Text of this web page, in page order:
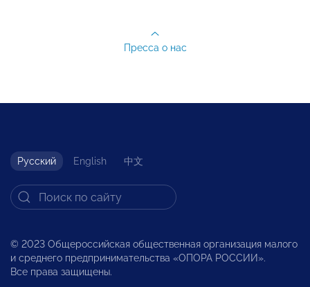
Пресса о нас
Русский English 中文
© 2023 Общероссийская общественная организация малого
и среднего предпринимательства «ОПОРА РОССИИ».
Все права защищены.